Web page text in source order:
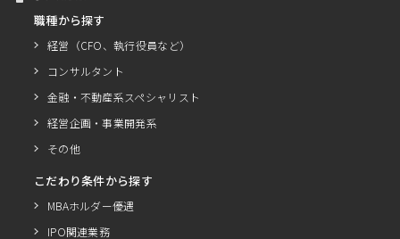
職種から探す
経営（CFO、執行役員など）
コンサルタント
金融・不動産系スペシャリスト
経営企画・事業開発系
その他
こだわり条件から探す
MBAホルダー優遇
IPO関連業務